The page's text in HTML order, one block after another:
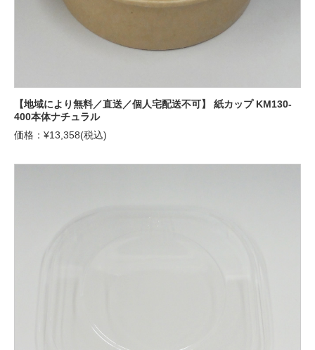
【地域により無料／直送／個人宅配送不可】 紙カップ KM130-
400本体ナチュラル
価格：¥13,358(税込)